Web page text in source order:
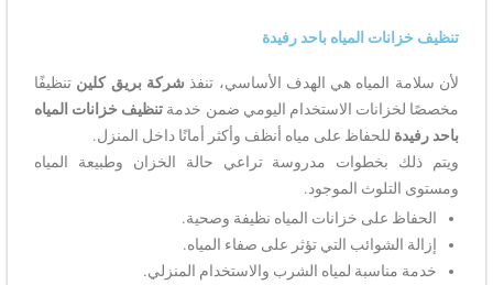
تنظيف خزانات المياه باحد رفيدة
لأن سلامة المياه هي الهدف الأساسي، تنفذ شركة بريق كلين تنظيفًا
مخصصًا لخزانات الاستخدام اليومي ضمن خدمة تنظيف خزانات المياه
باحد رفيدة للحفاظ على مياه أنظف وأكثر أمانًا داخل المنزل.
ويتم ذلك بخطوات مدروسة تراعي حالة الخزان وطبيعة المياه
ومستوى التلوث الموجود.
الحفاظ على خزانات المياه نظيفة وصحية.
إزالة الشوائب التي تؤثر على صفاء المياه.
خدمة مناسبة لمياه الشرب والاستخدام المنزلي.